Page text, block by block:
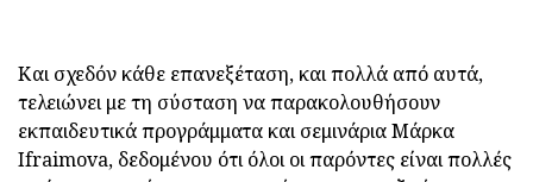
Και σχεδόν κάθε επανεξέταση, και πολλά από αυτά,
τελειώνει με τη σύσταση να παρακολουθήσουν
εκπαιδευτικά προγράμματα και σεμινάρια Μάρκα
Ifraimova, δεδομένου ότι όλοι οι παρόντες είναι πολλές